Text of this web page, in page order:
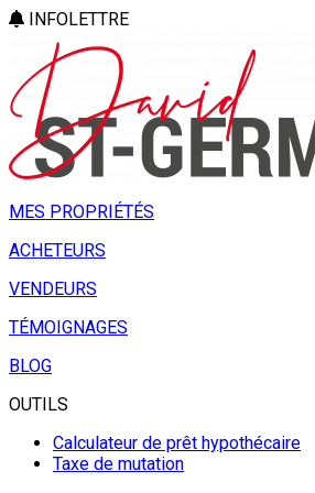
INFOLETTRE
MES PROPRIÉTÉS
ACHETEURS
VENDEURS
TÉMOIGNAGES
BLOG
OUTILS
Calculateur de prêt hypothécaire
Taxe de mutation